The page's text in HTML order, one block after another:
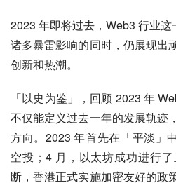
2023 年即将过去，Web3 行业
诸多暴雷影响的同时，仍展现出
创新和热潮。
「以史为鉴」，回顾 2023 年
不仅能定义过去一年的发展轨迹
方向。2023 年首先在「平淡」
空投；4 月，以太坊成功进行
断，香港正式实施加密友好的政